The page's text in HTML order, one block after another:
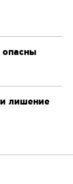
опасны
лишение